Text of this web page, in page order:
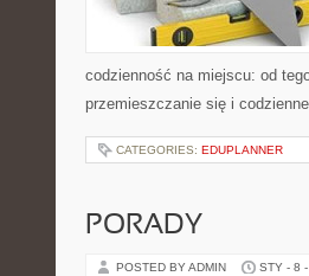
codzienność na miejscu: od
przemieszczanie się i
CATEGORIES: EDUPLANNER
PORADY
POSTED BY ADMIN STY - 8